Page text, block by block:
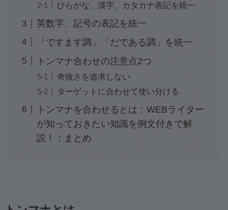
ひらがな、漢字、カタカナ表記を統一
英数字、記号の表記を統一
「ですます調」「だである調」を統一
トンマナ合わせの注意点2つ
奇抜さを追求しない
ターゲットに合わせて使い分ける
トンマナを合わせるとは：WEBライター
が知っておきたい知識を例文付きで解
説！：まとめ